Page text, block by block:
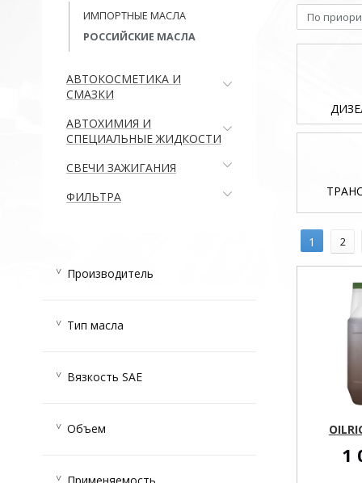
ИМПОРТНЫЕ МАСЛА
РОССИЙСКИЕ МАСЛА
АВТОКОСМЕТИКА И
СМАЗКИ
АВТОХИМИЯ И
СПЕЦИАЛЬНЫЕ ЖИДКОСТИ
СВЕЧИ ЗАЖИГАНИЯ
ФИЛЬТРА
Производитель
Тип масла
Вязкость SAE
20(12)
Объем
(4)
По
1 2
1